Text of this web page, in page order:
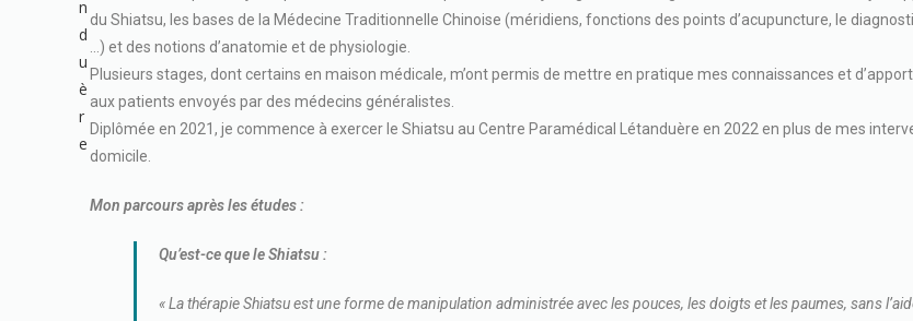
du Shiatsu, les bases de la Médecine Traditionnelle Chinoise (méridiens, fonctions des points d’acupuncture, le
…) et des notions d’anatomie et de physiologie.
Plusieurs stages, dont certains en maison médicale, m’ont permis de mettre en pratique mes connaissances et
aux patients envoyés par des médecins généralistes.
Diplômée en 2021, je commence à exercer le Shiatsu au Centre Paramédical Létanduère en 2022 en plus de mes
domicile.
Mon parcours aprèsles études :
Qu’est-ce que le Shiatsu :
« La thérapie Shiatsu est une forme de manipulation administrée avec les pouces, les doigts et les paumes, sans